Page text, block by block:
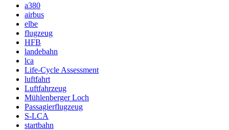
a380
airbus
elbe
flugzeug
HFB
landebahn
lca
Life-Cycle Assessment
luftfahrt
Luftfahrzeug
Mühlenberger Loch
Passagierflugzeug
S-LCA
startbahn